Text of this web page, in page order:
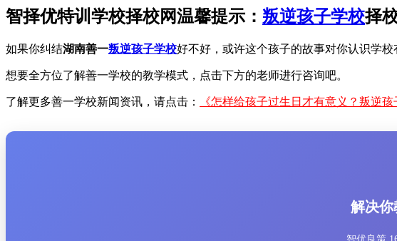
智择优特训学校择校网温馨提示： 叛逆孩子学校择
如果你纠结湖南善一叛逆孩子学校好不好，或许这个孩子的故事对你认识学校
想要全方位了解善一学校的教学模式，点击下方的老师进行咨询吧。
了解更多善一学校新闻资讯，请点击： 《怎样给孩子过生日才有意义？叛逆
解决你